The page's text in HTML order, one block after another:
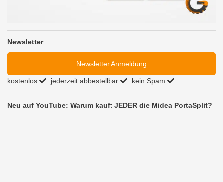
Newsletter
Newsletter Anmeldung
kostenlos jederzeit abbestellbar kein Spam
Neu auf YouTube: Warum kauft JEDER die Midea PortaSplit?